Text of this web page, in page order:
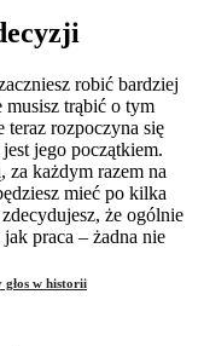
w historii
robić bardziej
trąbić o tym
teraz rozpoczyna się
jego początkiem.
za każdym razem na
mieć po kilka
że ogólnie
praca – żadna nie